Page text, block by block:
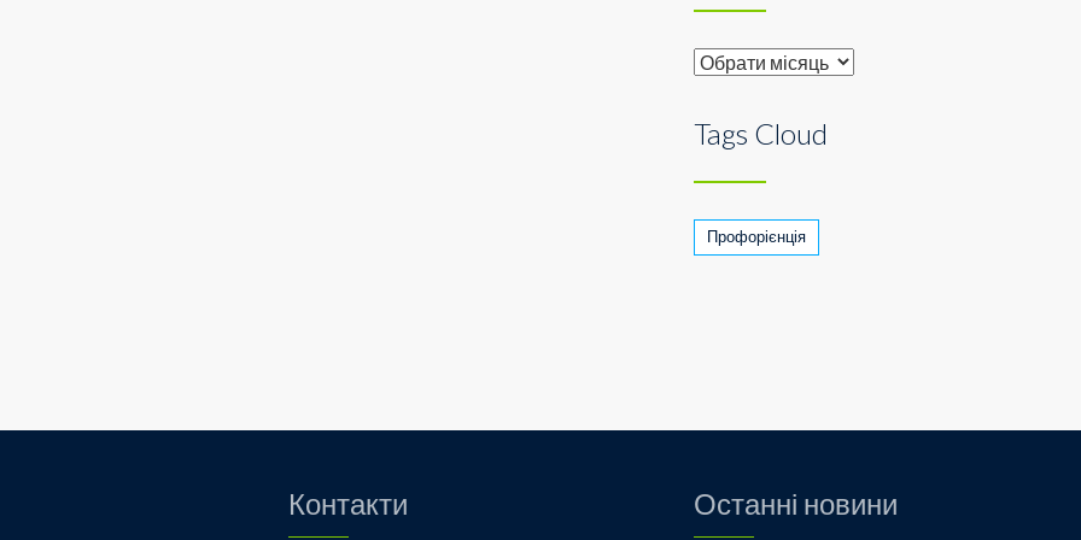
Archive
Tags Cloud
Профорієнція
Контакти Останні новини